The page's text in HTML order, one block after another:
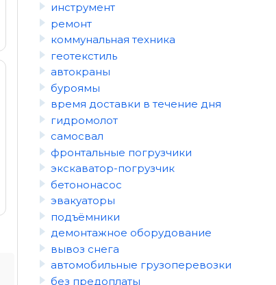
инструмент
ремонт
коммунальная техника
геотекстиль
автокраны
буроямы
время доставки в течение дня
гидромолот
самосвал
фронтальные погрузчики
экскаватор-погрузчик
бетононасос
эвакуаторы
подъёмники
демонтажное оборудование
вывоз снега
автомобильные грузоперевозки
без предоплаты